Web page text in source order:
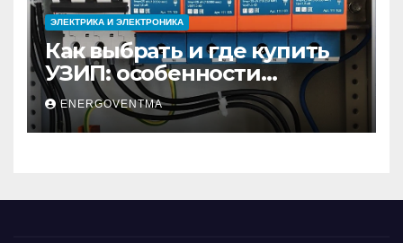
ЭЛЕКТРИКА И ЭЛЕКТРОНИКА
Как выбрать и где купить
УЗИП: особенности
устройств защиты от
импульсных
перенапряжений
ENERGOVENTMA